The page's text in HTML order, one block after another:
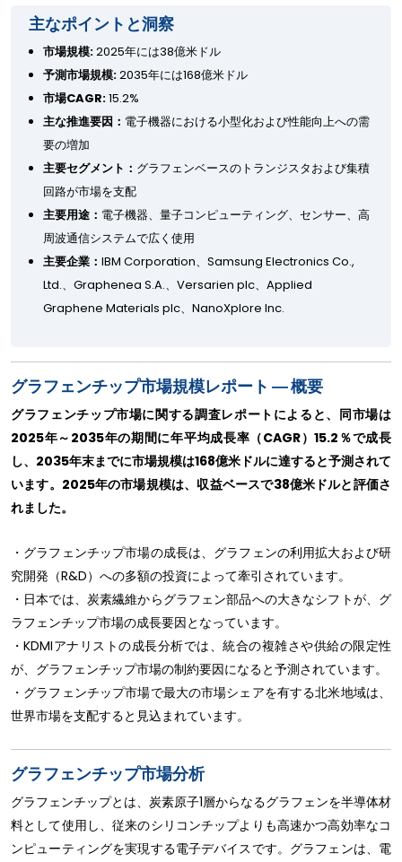
主なポイントと洞察
市場規模:2025年には38億米ドル
予測市場規模:2035年には168億米ドル
市場CAGR:15.2%
主な推進要因： 電子機器における小型化および性能向上への需
要の増加
主要セグメント： グラフェンベースのトランジスタおよび集積
回路が市場を支配
主要用途： 電子機器、量子コンピューティング、センサー、高
周波通信システムで広く使用
主要企業： IBM Corporation、Samsung Electronics Co.,
Ltd.、Graphenea S.A.、Versarien plc、Applied
Graphene Materials plc、NanoXplore Inc.
グラフェンチップ市場規模レポート ― 概要
グラフェンチップ市場に関する調査レポートによると、同市場は
2025年～2035年の期間に年平均成長率（CAGR）15.2％で成長
し、2035年末までに市場規模は168億米ドルに達すると予測されて
います。2025年の市場規模は、収益ベースで38億米ドルと評価さ
れました。
・グラフェンチップ市場の成長は、グラフェンの利用拡大および研
究開発（R&D）への多額の投資によって牽引されています。
・日本では、炭素繊維からグラフェン部品への大きなシフトが、グ
ラフェンチップ市場の成長要因となっています。
・KDMIアナリストの成長分析では、統合の複雑さや供給の限定性
が、グラフェンチップ市場の制約要因になると予測されています。
・グラフェンチップ市場で最大の市場シェアを有する北米地域は、
世界市場を支配すると見込まれています。
グラフェンチップ市場分析
グラフェンチップとは、炭素原子1層からなるグラフェンを半導体材
料として使用し、従来のシリコンチップよりも高速かつ高効率なコ
ンピューティングを実現する電子デバイスです。グラフェンは、電